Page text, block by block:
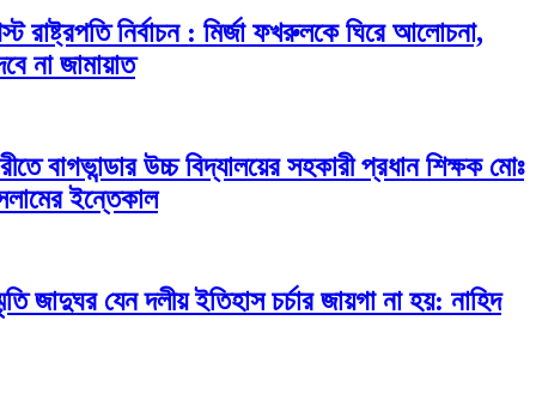
রাষ্ট্রপতি নির্বাচন : মির্জা ফখরুলকে ঘিরে আলোচনা,
না জামায়াত
বাগভান্ডার উচ্চ বিদ্যালয়ের সহকারী প্রধান শিক্ষক মোঃ
ইন্তেকাল
জাদুঘর যেন দলীয় ইতিহাস চর্চার জায়গা না হয়: নাহিদ